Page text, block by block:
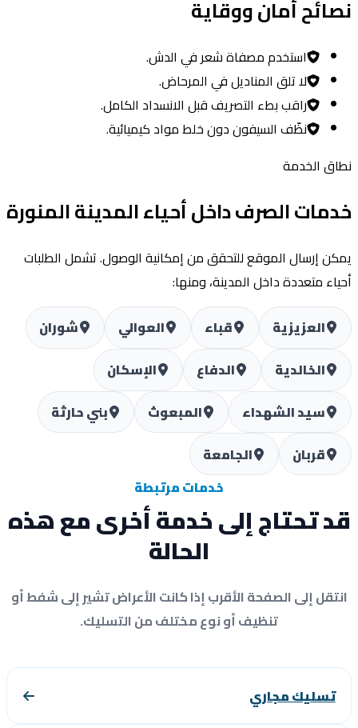
أمان ووقاية
استخدم مصفاة شعر في الدش.
لا تلق المناديل في المرحاض.
راقب بطء التصريف قبل الانسداد الكامل.
نظّف السيفون دون خلط مواد كيميائية.
الخدمة
الصرف داخل أحياء المدينة المنورة
إرسال الموقع للتحقق من إمكانية الوصول. تشمل الطلبات
متعددة داخل المدينة، ومنها:
العزيزية
قباء العوالي
شوران
الخالدية
الدفاع
الإسكان
سيد الشهداء
المبعوث
بني حارثة
قربان
الجامعة
خدمات مرتبطة
تحتاج إلى خدمة أخرى مع هذه
الحالة
إلى الصفحة الأقرب إذا كانت الأعراض تشير إلى شفط أو
تنظيف أو نوع مختلف من التسليك.
تسليك مجاري